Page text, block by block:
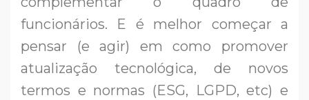
funcionários. E é melhor começar a
pensar (e agir) em como promover
atualização tecnológica, de novos
termos e normas (ESG, LGPD, etc) e